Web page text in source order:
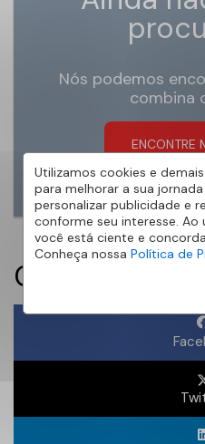
Utilizamos cookies e
para melhorar a sua
personalizar publicidade e
conforme seu interesse. Ao
você está ciente e
Conheça nossa Política de
Nós podemos
combina
ENCONTRE
Compartilhe: